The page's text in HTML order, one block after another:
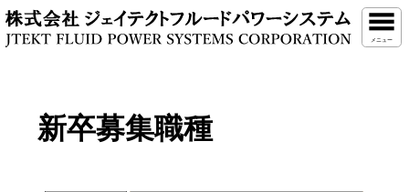
メニュー
新卒募集職種